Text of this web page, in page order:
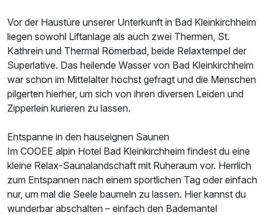
Für 5 Tage p.P. ab194,00 €
Doppelzimmer Standard
2 Erwachsene und 1 Kind
Vor der Haustüre unserer Unterkunft in Bad Kleinkirchheim
liegen sowohl Liftanlage als auch zwei Thermen, St.
Kathrein und Thermal Römerbad, beide Relaxtempel der
Superlative. Das heilende Wasser von Bad Kleinkirchheim
war schon im Mittelalter höchst gefragt und die Menschen
pilgerten hierher, um sich von ihren diversen Leiden und
Zipperlein kurieren zu lassen.
Entspanne in den hauseignen Saunen
Im COOEE alpin Hotel Bad Kleinkirchheim findest du eine
kleine Relax-Saunalandschaft mit Ruheraum vor. Herrlich
zum Entspannen nach einem sportlichen Tag oder einfach
nur, um mal die Seele baumeln zu lassen. Hier kannst du
wunderbar abschalten – einfach den Bademantel